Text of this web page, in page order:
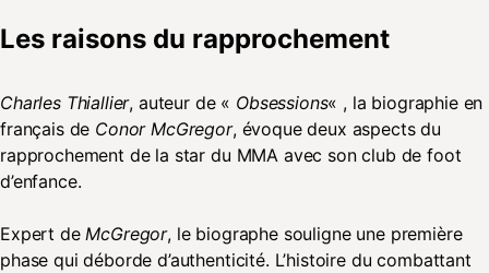
Les raisons du rapprochement
Charles Thiallier, auteur de « Obsessions« , la biographie en
français de Conor McGregor, évoque deux aspects du
rapprochement de la star du MMA avec son club de foot
d’enfance.
Expert de McGregor, le biographe souligne une première
phase qui déborde d’authenticité. L’histoire du combattant